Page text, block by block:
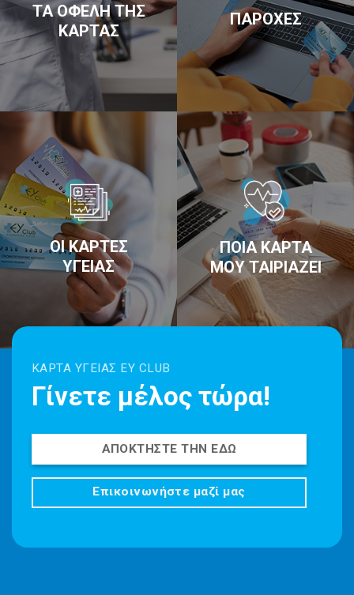
ΤΑ ΟΦΕΛΗ ΤΗΣ
ΚΑΡΤΑΣ
ΠΑΡΟΧΕΣ
ΟΙ ΚΑΡΤΕΣ
ΥΓΕΙΑΣ
ΠΟΙΑ ΚΑΡΤΑ
ΜΟΥ ΤΑΙΡΙΑΖΕΙ
ΚΆΡΤΑ ΥΓΕΊΑΣ EY CLUB
Γίνετε μέλος τώρα!
ΑΠΟΚΤΗΣΤΕ ΤΗΝ ΕΔΩ
Επικοινωνήστε μαζί μας